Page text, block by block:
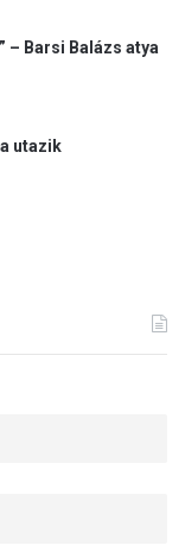
– Barsi Balázs atya
utazik